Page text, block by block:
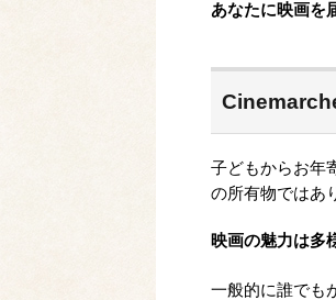
あなたに映画を
子どもからお年
の所有物ではあ
映画の魅力は多
一般的に誰でも